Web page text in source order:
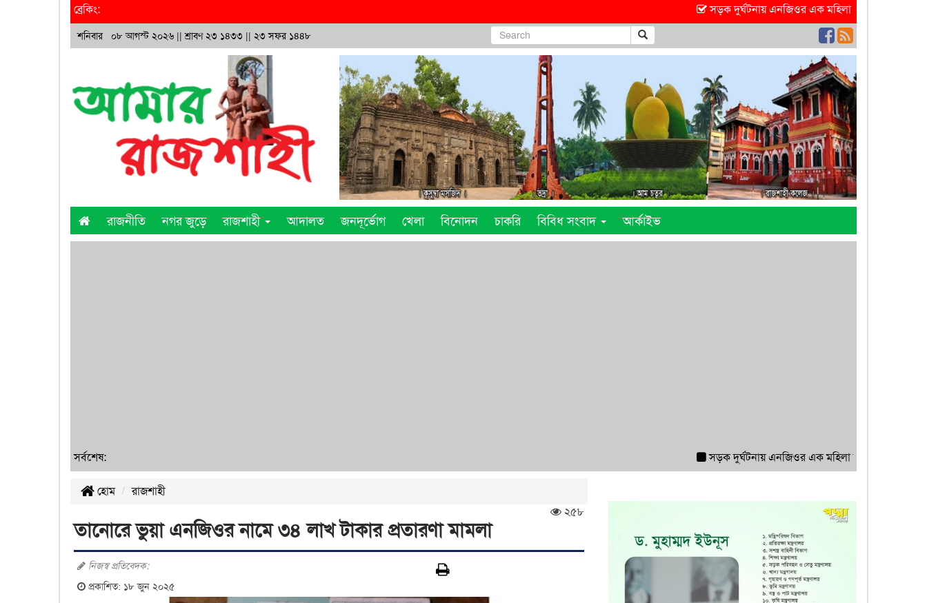
ব্রেকিং: সড়ক দুর্ঘটনায় এনজিওর এক মহিলা কর্মী আহত হয়েছে
শনিবার ০৮ আগস্ট ২০২৬ || শ্রাবণ ২৩ ১৪৩৩ || ২৩ সফর ১৪৪৮
রাজনীতি নগর জুড়ে রাজশাহী আদালত জনদূর্ভোগ খেলা বিনোদন চাকরি বিবিধ সংবাদ আর্কাইভ
সর্বশেষ: সড়ক দুর্ঘটনায় এনজিওর এক মহিলা কর্মী আহত হয়েছে
হোম
রাজশাহী
২৫৮
তানোরে ভুয়া এনজিওর নামে ৩৪ লাখ টাকার প্রতারণা মামলা
নিজস্ব প্রতিবেদক:
প্রকাশিত: ১৮ জুন ২০২৫